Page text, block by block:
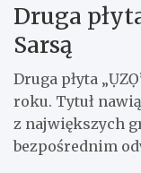
Druga
Sarsą
Druga płyta
roku. Tytuł
z największych
bezpośrednim